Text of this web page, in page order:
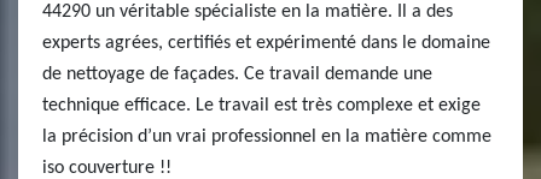
44290 un véritable spécialiste en la matière. Il a des
experts agrées, certifiés et expérimenté dans le domaine
de nettoyage de façades. Ce travail demande une
technique efficace. Le travail est très complexe et exige
la précision d’un vrai professionnel en la matière comme
iso couverture !!